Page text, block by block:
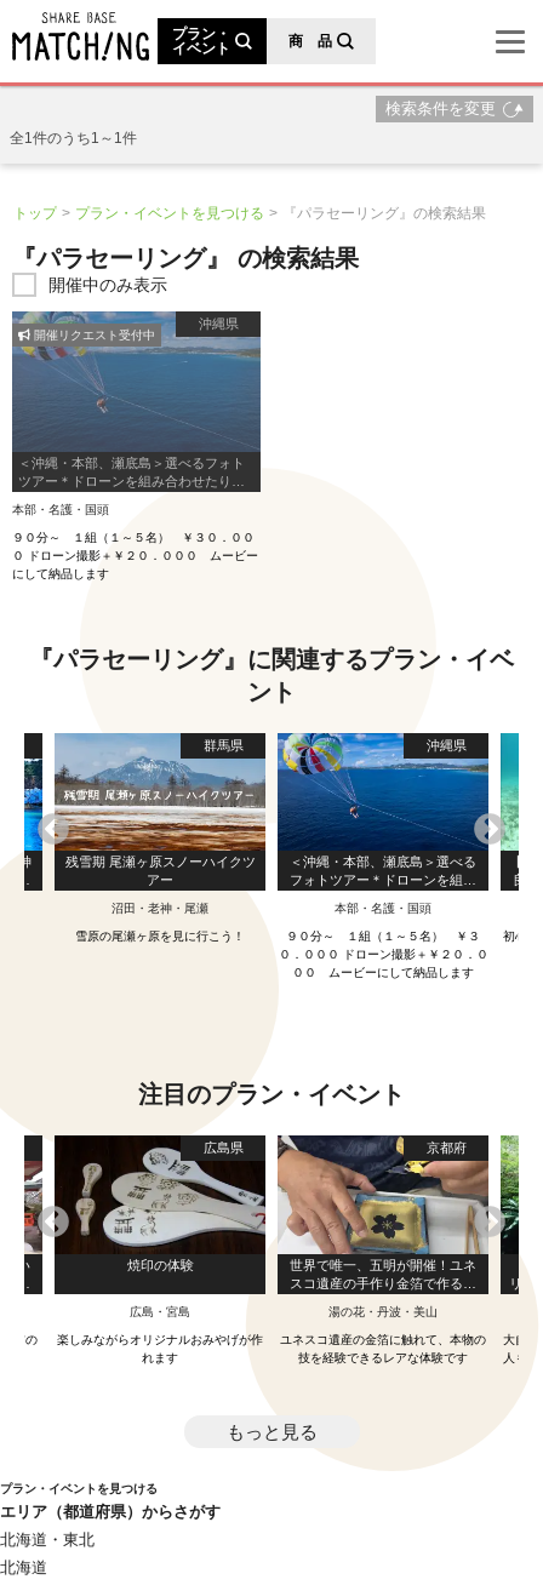
プラン・
イベント
商 品
検索条件を変更
全1件のうち1～1件
トップ プラン・イベントを見つける 『パラセーリング』の検索結果
『パラセーリング』 の検索結果
開催中のみ表示
沖縄県
＜沖縄・本部、瀬底島＞選べるフォト
ツアー＊ドローンを組み合わせたりそ
ンでサップやパラセーリングなども！
卒旅応援
本部・名護・国頭
９０分～ １組（１～５名） ￥３０．００
０ ドローン撮影＋￥２０．０００ ムービー
にして納品します
開催リクエスト受付中
『パラセーリング』に関連するプラン・イベ
ント
神
シュ
群馬県
残雪期 尾瀬ヶ原スノーハイクツ
アー
沼田・老神・尾瀬
雪原の尾瀬ヶ原を見に行こう！
沖縄県
＜沖縄・本部、瀬底島＞選べる
フォトツアー＊ドローンを組み
合わせたりそれぞれのシチェー
ションで！オプションでサップ
やパラセーリングなども！卒旅
応援
本部・名護・国頭
９０分～ １組（１～５名） ￥３
０．０００ ドローン撮影＋￥２０．０
００ ムービーにして納品します
良
初心者
注目のプラン・イベント
歩い
吉の
広島県
焼印の体験
広島・宮島
楽しみながらオリジナルおみやげが作
れます
京都府
世界で唯一、五明が開催！ユネ
スコ遺産の手作り金箔で作る金
湯の花・丹波・美山
ユネスコ遺産の金箔に触れて、本物の
技を経験できるレアな体験です
【
リバ
大自然
人も子
もっと見る
プラン・イベントを見つける
エリア（都道府県）からさがす
北海道・東北
北海道